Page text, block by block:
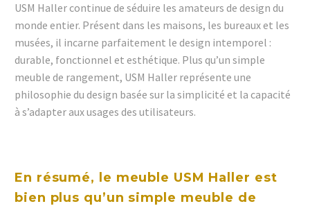
USM Haller continue de séduire les amateurs de design du
monde entier. Présent dans les maisons, les bureaux et les
musées, il incarne parfaitement le design intemporel :
durable, fonctionnel et esthétique. Plus qu’un simple
meuble de rangement, USM Haller représente une
philosophie du design basée sur la simplicité et la capacité
à s’adapter aux usages des utilisateurs.
En résumé, le meuble USM Haller est
bien plus qu’un simple meuble de